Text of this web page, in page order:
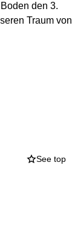
den 3.
Traum von
See top